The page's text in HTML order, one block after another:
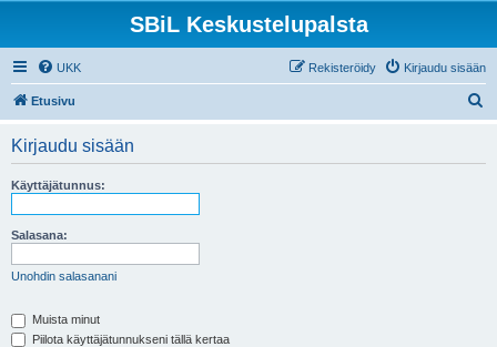
SBiL Keskustelupalsta
UKK Kirjaudu sisään
Rekisteröidy
Etusivu
Kirjaudu sisään
Käyttäjätunnus:
Salasana:
Unohdin salasanani
Muista minut
Piilota käyttäjätunnukseni tällä kertaa